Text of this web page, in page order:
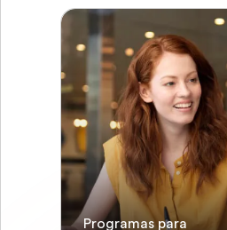
Programas para